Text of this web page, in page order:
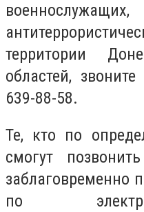
территории
областей,
639-88-58.
Те, кто по
смогут
заблаговременно
по